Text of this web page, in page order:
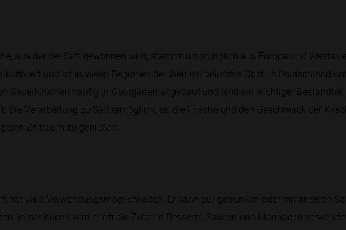
aus der der Saft gewonnen wird, stammt ursprünglich aus Europa und
kultiviert und ist in vielen Regionen der Welt ein beliebtes Obst. In Deutschland
Sauerkirschen häufig in Obstgärten angebaut und sind ein wichtiger Bestandteil
Die Verarbeitung zu Saft ermöglicht es, die Frische und den Geschmack der
Zeitraum zu genießen.
hat viele Verwendungsmöglichkeiten. Er kann pur getrunken oder mit anderen
In der Küche wird er oft als Zutat in Desserts, Saucen und Marinaden